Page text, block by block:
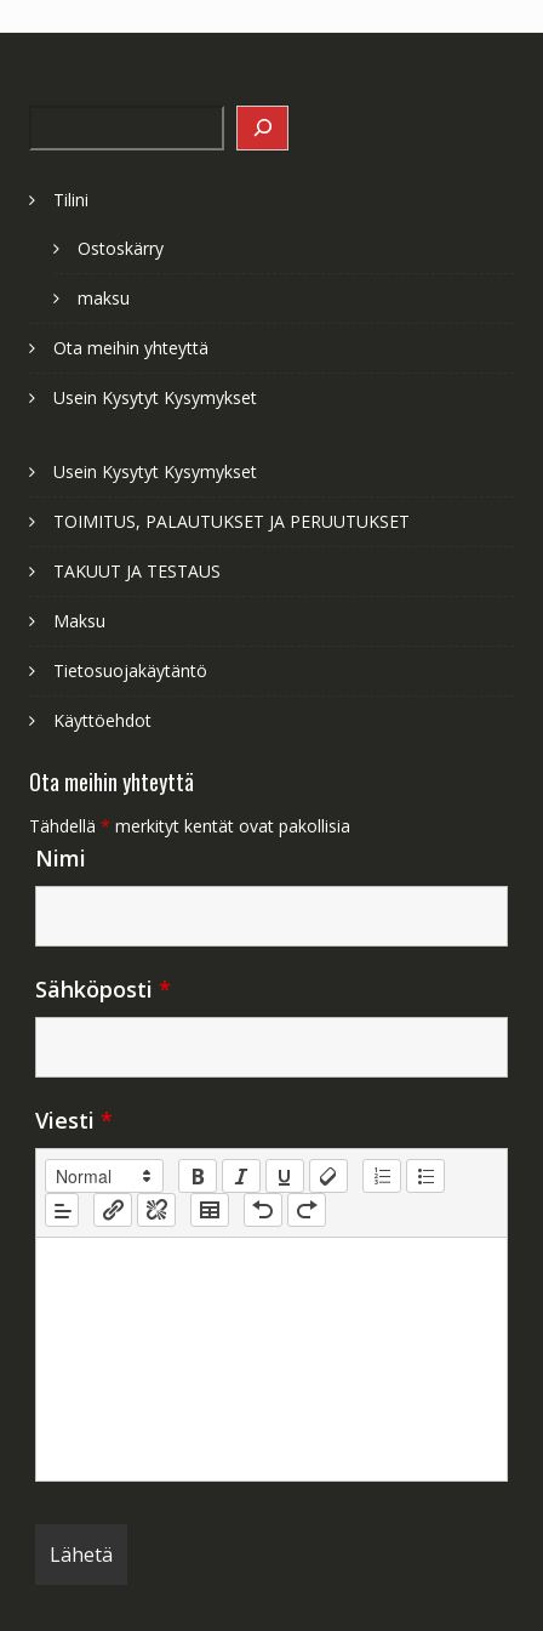
Tilini
Ostoskärry
maksu
Ota meihin yhteyttä
Usein Kysytyt Kysymykset
Usein Kysytyt Kysymykset
TOIMITUS, PALAUTUKSET JA PERUUTUKSET
TAKUUT JA TESTAUS
Maksu
Tietosuojakäytäntö
Käyttöehdot
Ota meihin yhteyttä
Tähdellä * merkityt kentät ovat pakollisia
Nimi
Sähköposti *
Viesti *